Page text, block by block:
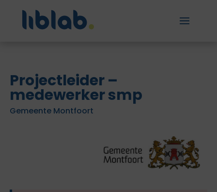
Projectleider –
medewerker smp
Gemeente Montfoort